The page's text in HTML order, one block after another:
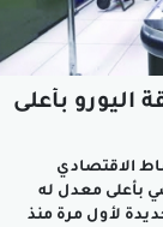
بأعلى
الاقتصادي
بأعلى معدل له
لأول مرة منذ